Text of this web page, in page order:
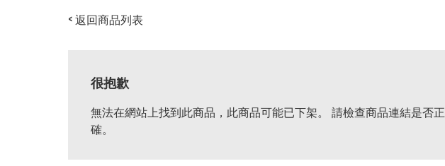
< 返回商品列表
很抱歉
無法在網站上找到此商品，此商品可能已下架。 請檢查商品連結是否正
確。